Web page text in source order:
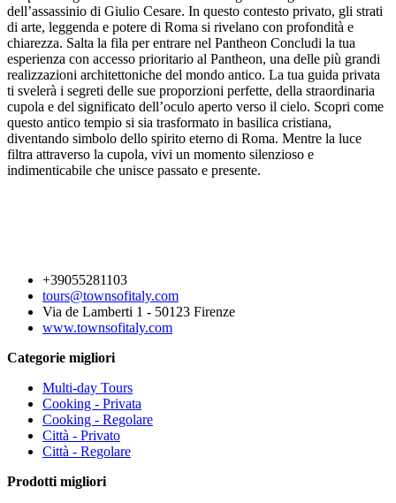
dell’assassinio di Giulio Cesare. In questo contesto privato, gli strati
di arte, leggenda e potere di Roma si rivelano con profondità e
chiarezza. Salta la fila per entrare nel Pantheon Concludi la tua
esperienza con accesso prioritario al Pantheon, una delle più grandi
realizzazioni architettoniche del mondo antico. La tua guida privata
ti svelerà i segreti delle sue proporzioni perfette, della straordinaria
cupola e del significato dell’oculo aperto verso il cielo. Scopri come
questo antico tempio si sia trasformato in basilica cristiana,
diventando simbolo dello spirito eterno di Roma. Mentre la luce
filtra attraverso la cupola, vivi un momento silenzioso e
indimenticabile che unisce passato e presente.
+39055281103
tours@townsofitaly.com
Via de Lamberti 1 - 50123 Firenze
www.townsofitaly.com
Categorie migliori
Multi-day Tours
Cooking - Privata
Cooking - Regolare
Città - Privato
Città - Regolare
Prodotti migliori